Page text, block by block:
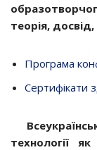
теорія,
Програма
Сертифікати
технології